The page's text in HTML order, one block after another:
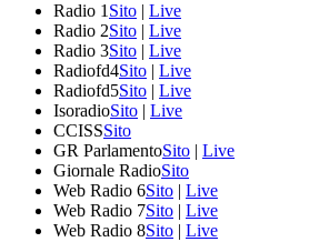
Radio 1 Sito | Live
Radio 2Sito | Live
Radio 3Sito | Live
Radiofd4Sito | Live
Radiofd5Sito | Live
IsoradioSito | Live
CCISSSito
GR ParlamentoSito | Live
Giornale RadioSito
Web Radio 6Sito | Live
Web Radio 7Sito | Live
Web Radio 8Sito | Live